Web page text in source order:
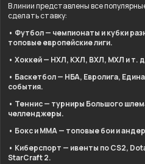
В линии представлены все
сделать ставку:
• Футбол — чемпионаты и кубки
топовые европейские лиги.
• Хоккей — НХЛ, КХЛ, ВХЛ, МХЛ и т.
• Баскетбол — НБА, Евролига,
события.
• Теннис — турниры Большого
челленджеры.
• Бокс и ММА — топовые бои и
• Киберспорт — ивенты по CS2,
StarCraft 2.